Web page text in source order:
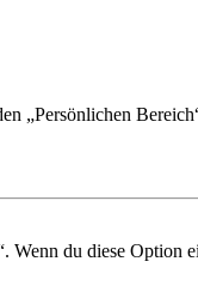
„Persönlichen
du diese Option